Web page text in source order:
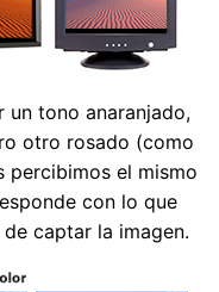
un tono anaranjado,
otro rosado (como
percibimos el mismo
con lo que
captar la imagen.